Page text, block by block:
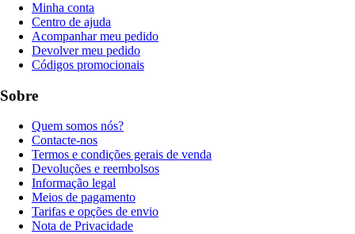
Minha conta
Centro de ajuda
Acompanhar meu pedido
Devolver meu pedido
Códigos promocionais
Sobre
Quem somos nós?
Contacte-nos
Termos e condições gerais de venda
Devoluções e reembolsos
Informação legal
Meios de pagamento
Tarifas e opções de envio
Nota de Privacidade